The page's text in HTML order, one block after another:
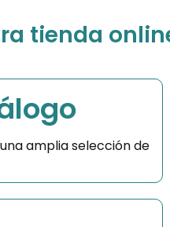
tienda
amplia selección de